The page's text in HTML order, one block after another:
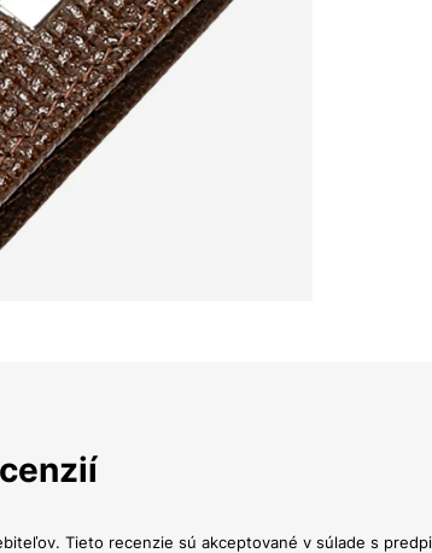
Tieto recenzie sú akceptované v súlade s